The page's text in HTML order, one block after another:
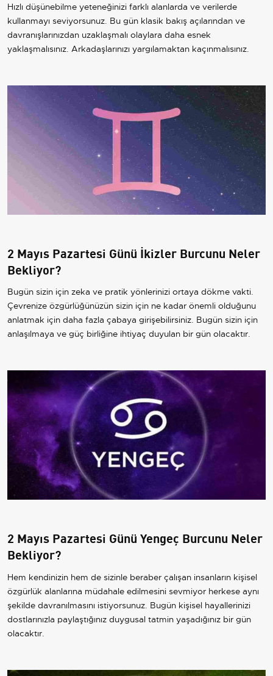
Hızlı düşünebilme yeteneğinizi farklı alanlarda ve verilerde
kullanmayı seviyorsunuz. Bu gün klasik bakış açılarından ve
davranışlarınızdan uzaklaşmalı olaylara daha esnek
yaklaşmalısınız. Arkadaşlarınızı yargılamaktan kaçınmalısınız.
2 Mayıs Pazartesi Günü İkizler Burcunu Neler
Bekliyor?
Bugün sizin için zeka ve pratik yönlerinizi ortaya dökme vakti.
Çevrenize özgürlüğünüzün sizin için ne kadar önemli olduğunu
anlatmak için daha fazla çabaya girişebilirsiniz. Bugün sizin için
anlaşılmaya ve güç birliğine ihtiyaç duyulan bir gün olacaktır.
2 Mayıs Pazartesi Günü Yengeç Burcunu Neler
Bekliyor?
Hem kendinizin hem de sizinle beraber çalışan insanların kişisel
özgürlük alanlarına müdahale edilmesini sevmiyor herkese aynı
şekilde davranılmasını istiyorsunuz. Bugün kişisel hayallerinizi
dostlarınızla paylaştığınız duygusal tatmin yaşadığınız bir gün
olacaktır.